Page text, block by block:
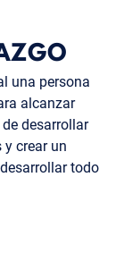
una persona
alcanzar
desarrollar
crear un
todo